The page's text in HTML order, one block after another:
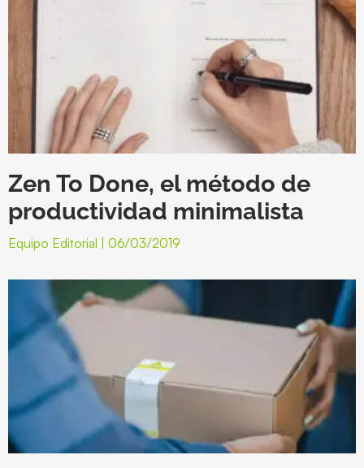
Zen To Done, el método de
productividad minimalista
Equipo Editorial 06/03/2019